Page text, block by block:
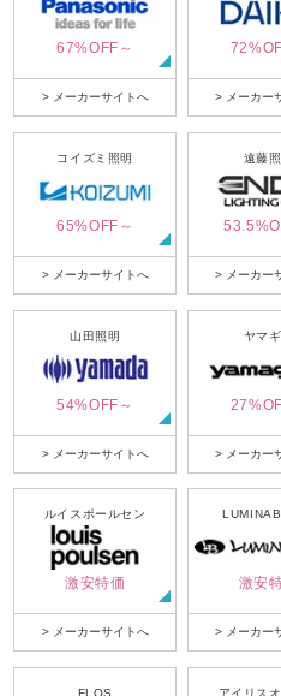
67%OFF～
> メーカーサイトへ > メーカー
コイズミ照明
65%OFF～
> メーカーサイトへ
遠藤
> メーカー
山田照明
54%OFF～
> メーカーサイトへ
ヤマ
> メーカー
ルイスポールセン
激安特価
> メーカーサイトへ
激安
> メーカー
FLOS アイリス